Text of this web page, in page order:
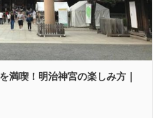
満喫！明治神宮の楽しみ方｜